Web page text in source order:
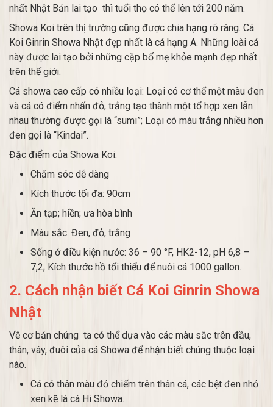
nhất Nhật Bản lai tạo thì tuổi thọ có thể lên tới 200 năm.
Showa Koi trên thị trường cũng được chia hạng rõ ràng. Cá
Koi Ginrin Showa Nhật đẹp nhất là cá hạng A. Những loài cá
này được lai tạo bởi những cặp bố mẹ khỏe mạnh đẹp nhất
trên thế giới.
Cá showa cao cấp có nhiều loại: Loại có cơ thể một màu đen
và cá có điểm nhấn đỏ, trắng tạo thành một tổ hợp xen lẫn
nhau thường được gọi là “sumi”; Loại có màu trắng nhiều hơn
đen gọi là “Kindai”.
Đặc điểm của Showa Koi:
Chăm sóc dễ dàng
Kích thước tối đa: 90cm
Ăn tạp; hiền; ưa hòa bình
Màu sắc: Đen, đỏ, trắng
Sống ở điều kiện nước: 36 – 90 °F, HK2-12, pH 6,8 –
7,2; Kích thước hồ tối thiểu để nuôi cá 1000 gallon.
2. Cách nhận biết Cá Koi Ginrin Showa
Nhật
Về cơ bản chúng ta có thể dựa vào các màu sắc trên đầu,
thân, vây, đuôi của cá Showa để nhận biết chúng thuộc loại
nào.
Cá có thân màu đỏ chiếm trên thân cá, các bệt đen nhỏ
xen kẽ là cá Hi Showa.